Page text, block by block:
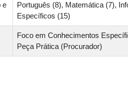
e
Português (8), Matemática (7),
Específicos (15)
Foco em Conhecimentos
Peça Prática (Procurador)